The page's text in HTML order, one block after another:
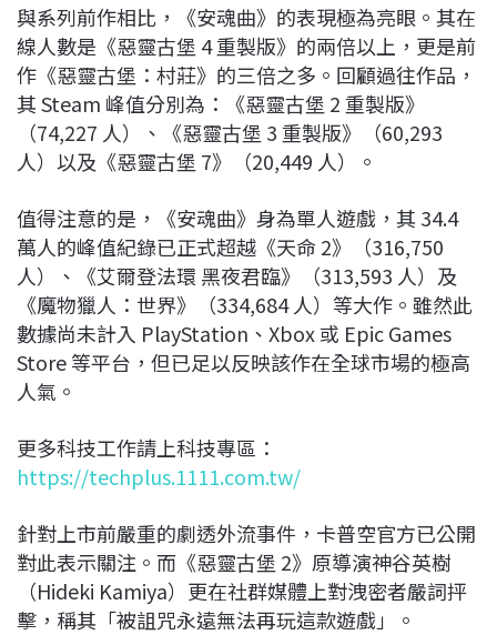
與系列前作相比，《安魂曲》的表現極為亮眼。其在
線人數是《惡靈古堡 4 重製版》的兩倍以上，更是前
作《惡靈古堡：村莊》的三倍之多。回顧過往作品，
其 Steam 峰值分別為：《惡靈古堡 2 重製版》
（74,227 人）、《惡靈古堡 3 重製版》（60,293
人）以及《惡靈古堡 7》（20,449 人）。
值得注意的是，《安魂曲》身為單人遊戲，其 34.4
萬人的峰值紀錄已正式超越《天命 2》（316,750
人）、《艾爾登法環 黑夜君臨》（313,593 人）及
《魔物獵人：世界》（334,684 人）等大作。雖然此
數據尚未計入 PlayStation、Xbox 或 Epic Games
Store 等平台，但已足以反映該作在全球市場的極高
人氣。
更多科技工作請上科技專區：
https://techplus.1111.com.tw/
針對上市前嚴重的劇透外流事件，卡普空官方已公開
對此表示關注。而《惡靈古堡 2》原導演神谷英樹
（Hideki Kamiya）更在社群媒體上對洩密者嚴詞抨
擊，稱其「被詛咒永遠無法再玩這款遊戲」。